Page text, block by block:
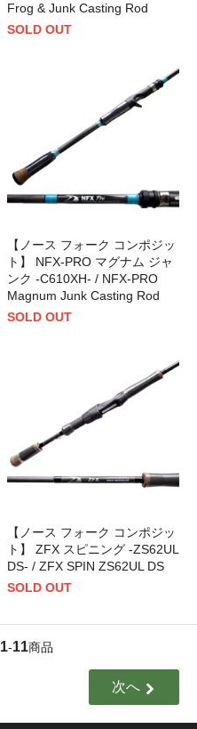
Frog & Junk Casting Rod
SOLD OUT
【ノース フォーク コンポジッ
ト】 NFX-PRO マグナム ジャ
ンク -C610XH- / NFX-PRO
Magnum Junk Casting Rod
SOLD OUT
【ノース フォーク コンポジッ
ト】 ZFX スピニング -ZS62UL
DS- / ZFX SPIN ZS62UL DS
SOLD OUT
1-11商品
次へ